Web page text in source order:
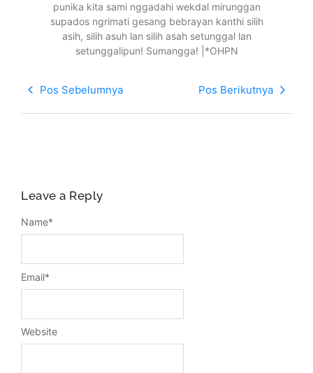
punika kita sami nggadahi wekdal mirunggan
supados ngrimati gesang bebrayan kanthi silih
asih, silih asuh lan silih asah setunggal lan
setunggalipun! Sumangga! |*OHPN
Pos Sebelumnya Pos Berikutnya
Leave a Reply
Name*
Email*
Website